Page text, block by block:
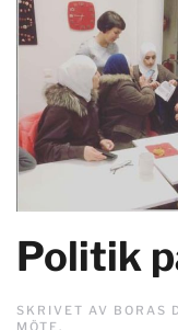
Politik
SKRIVET AV BORAS
MÖTE.